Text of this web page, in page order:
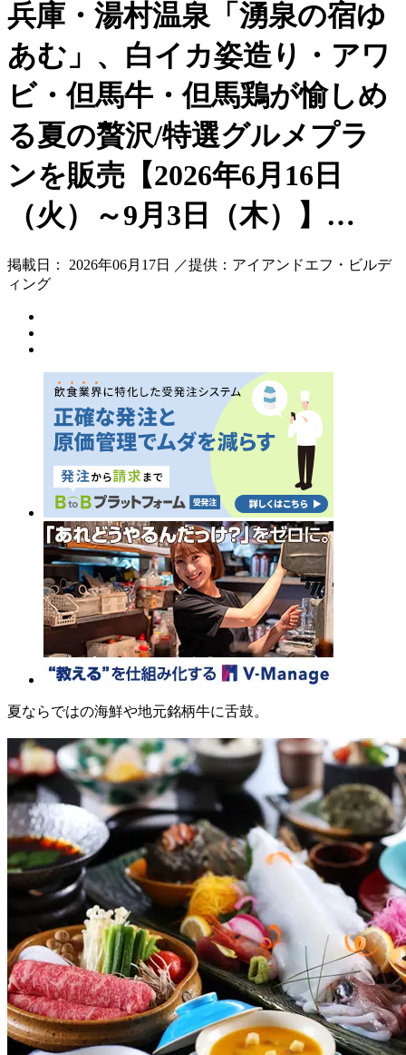
兵庫・湯村温泉「湧泉の宿ゆ
あむ」、白イカ姿造り・アワ
ビ・但馬牛・但馬鶏が愉しめ
る夏の贅沢/特選グルメプラ
ンを販売【2026年6月16日
（火）～9月3日（木）】…
掲載日： 2026年06月17日 ／提供：アイアンドエフ・ビルデ
ィング
夏ならではの海鮮や地元銘柄牛に舌鼓。